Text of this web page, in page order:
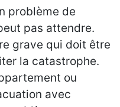
problème de
pas attendre.
grave qui doit être
la catastrophe.
ou
avec